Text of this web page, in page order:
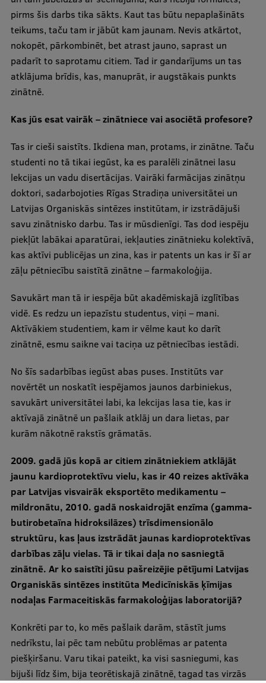
pirms šis darbs tika sākts. Kaut tas būtu nepaplašināts
teikums, taču tam ir jābūt kam jaunam. Nevis atkārtot,
nokopēt, pārkombinēt, bet atrast jauno, saprast un
padarīt to saprotamu citiem. Tad ir gandarījums un tas
atklājuma brīdis, kas, manuprāt, ir augstākais punkts
zinātnē.
Kas jūs esat vairāk – zinātniece vai asociētā profesore?
Tas ir cieši saistīts. Ikdiena man, protams, ir zinātne. Taču
studenti no tā tikai iegūst, ka es paralēli zinātnei lasu
lekcijas un vadu disertācijas. Vairāki farmācijas zinātņu
doktori, sadarbojoties Rīgas Stradiņa universitātei un
Latvijas Organiskās sintēzes institūtam, ir izstrādājuši
savu zinātnisko darbu. Tas ir mūsdienīgi. Tas dod iespēju
piekļūt labākai aparatūrai, iekļauties zinātnieku kolektīvā,
kas aktīvi publicējas un zina, kas ir patents un kas ir šī ar
zāļu pētniecību saistītā zinātne – farmakoloģija.
Savukārt man tā ir iespēja būt akadēmiskajā izglītības
vidē. Es redzu un iepazīstu studentus, viņi – mani.
Aktīvākiem studentiem, kam ir vēlme kaut ko darīt
zinātnē, esmu saikne vai taciņa uz pētniecības iestādi.
No šīs sadarbības iegūst abas puses. Institūts var
novērtēt un noskatīt iespējamos jaunos darbiniekus,
savukārt universitātei labi, ka lekcijas lasa tie, kas ir
aktīvajā zinātnē un pašlaik atklāj un dara lietas, par
kurām nākotnē rakstīs grāmatās.
2009. gadā jūs kopā ar citiem zinātniekiem atklājāt
jaunu kardioprotektīvu vielu, kas ir 40 reizes aktīvāka
par Latvijas visvairāk eksportēto medikamentu –
mildronātu, 2010. gadā noskaidrojāt enzīma (gamma-
butirobetaīna hidroksilāzes) trīsdimensionālo
struktūru, kas ļaus izstrādāt jaunas kardioprotektīvas
darbības zāļu vielas. Tā ir tikai daļa no sasniegtā
zinātnē. Ar ko saistīti jūsu pašreizējie pētījumi Latvijas
Organiskās sintēzes institūta Medicīniskās ķīmijas
nodaļas Farmaceitiskās farmakoloģijas laboratorijā?
Konkrēti par to, ko mēs pašlaik darām, stāstīt jums
nedrīkstu, lai pēc tam nebūtu problēmas ar patenta
piešķiršanu. Varu tikai pateikt, ka visi sasniegumi, kas
bijuši līdz šim, bija teorētiskajā zinātnē, tagad tas virzās